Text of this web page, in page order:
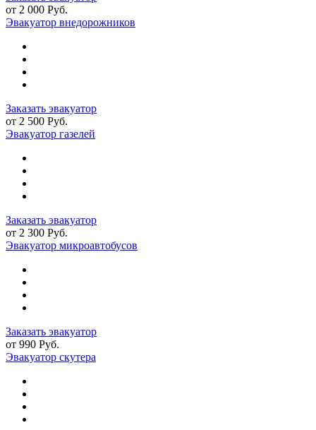
от 2 000 Руб.
Эвакуатор внедорожников
Заказать эвакуатор
от 2 500 Руб.
Эвакуатор газелей
Заказать эвакуатор
от 2 300 Руб.
Эвакуатор микроавтобусов
Заказать эвакуатор
от 990 Руб.
Эвакуатор скутера